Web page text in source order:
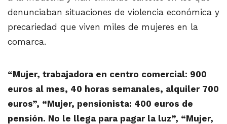
denunciaban situaciones de violencia económica y
precariedad que viven miles de mujeres en la
comarca.
“Mujer, trabajadora en centro comercial: 900
euros al mes, 40 horas semanales, alquiler 700
euros”, “Mujer, pensionista: 400 euros de
pensión. No le llega para pagar la luz”, “Mujer,